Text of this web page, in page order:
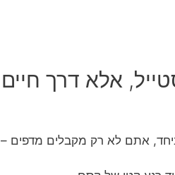
אלא דרך חיים
אתם לא רק מקבלים מדפים –